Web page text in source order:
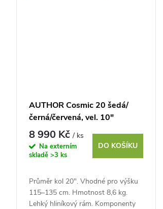
AUTHOR Cosmic 20 šedá/
černá/červená, vel. 10"
8 990 Kč/ ks
Na externím
skladě >3 ks
DO KOŠÍKU
Průměr kol 20". Vhodné pro výšku
115–135 cm. Hmotnost 8,6 kg.
Lehký hliníkový rám. Komponenty